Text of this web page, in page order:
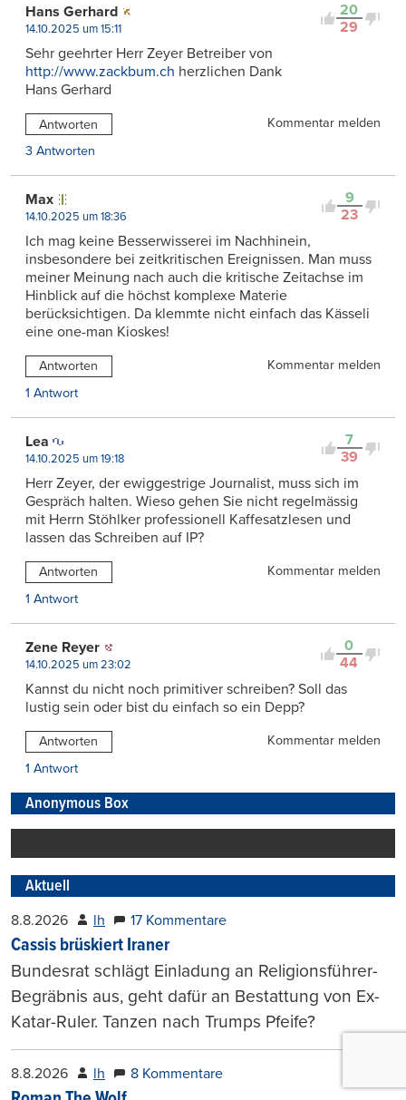
20
29
Hans Gerhard
14.10.2025 um 15:11
Sehr geehrter Herr Zeyer Betreiber von
http://www.zackbum.ch herzlichen Dank
Hans Gerhard
Antworten
Kommentar melden
3 Antworten
9
23
Max
14.10.2025 um 18:36
Ich mag keine Besserwisserei im Nachhinein,
insbesondere bei zeitkritischen Ereignissen. Man muss
meiner Meinung nach auch die kritische Zeitachse im
Hinblick auf die höchst komplexe Materie
berücksichtigen. Da klemmte nicht einfach das Kässeli
eine one-man Kioskes!
Antworten
Kommentar melden
1 Antwort
7
39
Lea
14.10.2025 um 19:18
Herr Zeyer, der ewiggestrige Journalist, muss sich im
Gespräch halten. Wieso gehen Sie nicht regelmässig
mit Herrn Stöhlker professionell Kaffesatzlesen und
lassen das Schreiben auf IP?
Antworten
Kommentar melden
1 Antwort
0
44
Zene Reyer
14.10.2025 um 23:02
Kannst du nicht noch primitiver schreiben? Soll das
lustig sein oder bist du einfach so ein Depp?
Antworten
Kommentar melden
1 Antwort
Anonymous Box
Aktuell
8.8.2026 lh 17 Kommentare
Cassis brüskiert Iraner
Bundesrat schlägt Einladung an Religionsführer-
Begräbnis aus, geht dafür an Bestattung von Ex-
Katar-Ruler. Tanzen nach Trumps Pfeife?
8.8.2026 lh 8 Kommentare